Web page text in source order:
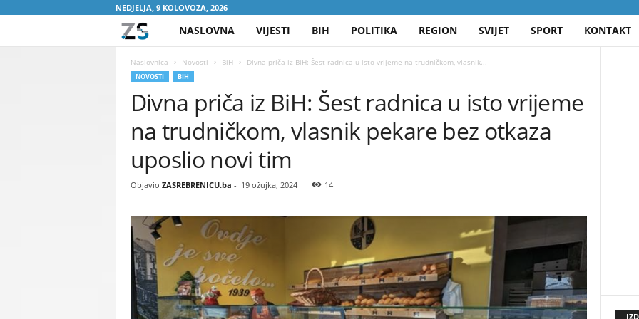
NEDJELJA, 9 KOLOVOZA, 2026
A
E
B
R
NASLOVNA VIJESTI BIH POLITIKA REGION SVIJET SPORT KONTAKT
Naslovnica Novosti BiH Divna priča iz BiH: Šest radnica u isto vrijeme na trudničkom, vlasnik...
NOVOSTI BIH
Divna priča iz BiH: Šest radnica u isto vrijeme
na trudničkom, vlasnik pekare bez otkaza
uposlio novi tim
Objavio ZASREBRENICU.ba - 19 ožujka, 2024 14